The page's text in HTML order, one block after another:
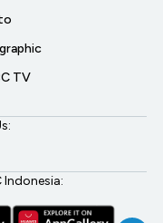
TV
Indonesia: